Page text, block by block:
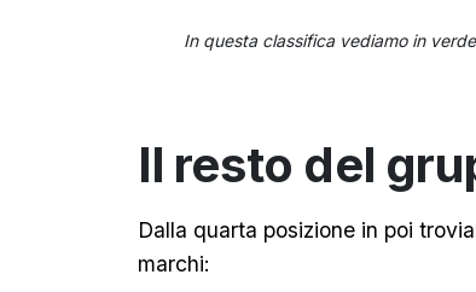
In questa classifica vediamo in
Il resto del
Dalla quarta posizione in poi
marchi: